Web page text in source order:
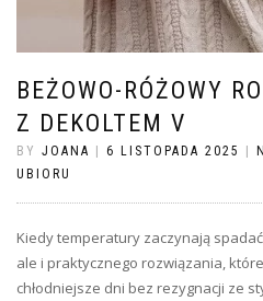
BEŻOWO-RÓŻOWY
Z DEKOLTEM V
BY JOANA | 6 LISTOPADA 2025 |
UBIORU
Kiedy temperatury zaczynają
ale i praktycznego rozwiązania,
chłodniejsze dni bez rezygnacji ze